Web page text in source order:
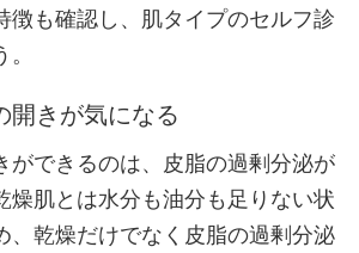
徴も確認し、肌タイプのセルフ診
開きが気になる
ができるのは、皮脂の過剰分泌が
燥肌とは水分も油分も足りない状
、乾燥だけでなく皮脂の過剰分泌